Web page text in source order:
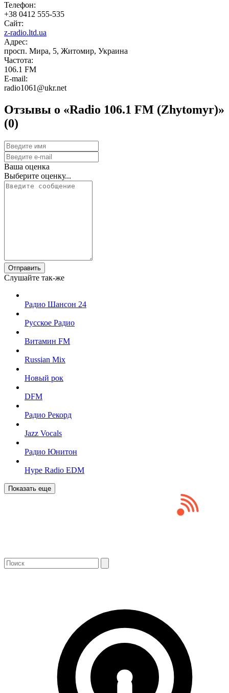
Телефон:
+38 0412 555-535
Сайт:
z-radio.ltd.ua
Адрес:
просп. Мира, 5, Житомир, Украина
Частота:
106.1 FM
E-mail:
radio1061@ukr.net
Отзывы о «Radio 106.1 FM (Zhytomyr)»
(0)
Ваша оценка
Выберите оценку...
Отправить
Слушайте так-же
Радио Шансон 24
Русское Радио
Витамин FM
Russian Mix
Новый рок
DFM
Радио Рекорд
Jazz Vocals
Радио Юнитон
Hype Radio EDM
Показать еще